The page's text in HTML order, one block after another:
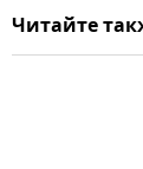
Читайте